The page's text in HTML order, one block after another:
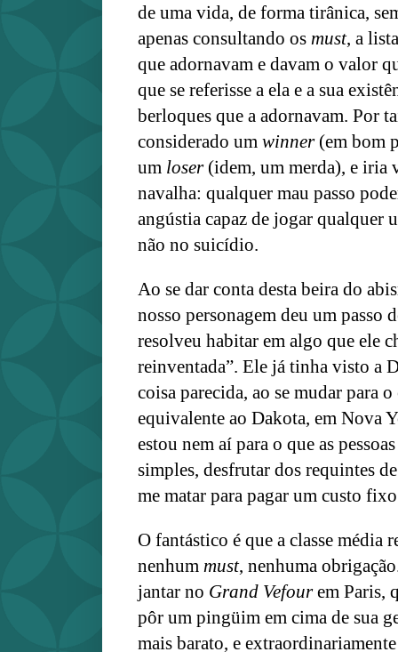
de uma vida, de forma tirânica,
apenas consultando os must, a
que adornavam e davam o valor
que se referisse a ela e a sua
berloques que a adornavam. Por
considerado um winner (em bom
um loser(idem, um merda), e iria
navalha: qualquer mau passo
angústia capaz de jogar qualquer
não no suicídio.
Ao se dar conta desta beira do
nosso personagem deu um passo
resolveu habitar em algo que ele
reinventada”. Ele já tinha visto a
coisa parecida, ao se mudar para
equivalente ao Dakota, em Nova
estou nem aí para o que as
simples, desfrutar dos requintes
me matar para pagar um custo
O fantástico é que a classe média
nenhum must, nenhuma
jantar no Grand Vefourem Paris,
pôr um pingüim em cima de sua
mais barato, e